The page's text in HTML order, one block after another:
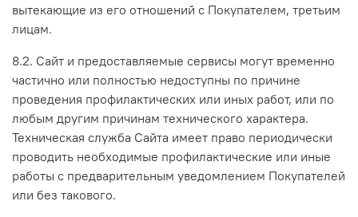
вытекающие из его отношений с Покупателем, третьим
лицам.
8.2. Сайт и предоставляемые сервисы могут временно
частично или полностью недоступны по причине
проведения профилактических или иных работ, или по
любым другим причинам технического характера.
Техническая служба Сайта имеет право периодически
проводить необходимые профилактические или иные
работы с предварительным уведомлением Покупателей
или без такового.